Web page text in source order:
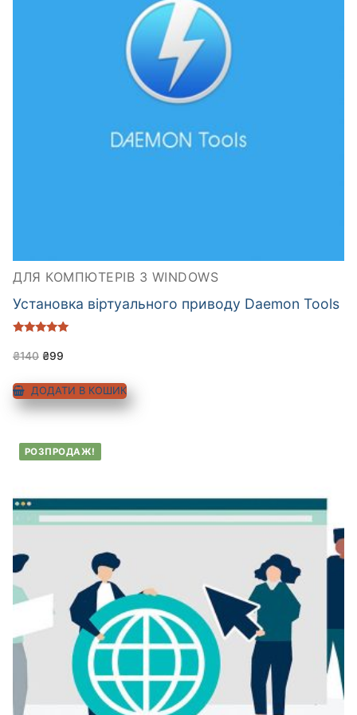
ДЛЯ КОМПЮТЕРІВ З WINDOWS
Установка віртуального приводу Daemon Tools
5.00
з 5
₴140 ₴99
ДОДАТИ В КОШИК
РОЗПРОДАЖ!